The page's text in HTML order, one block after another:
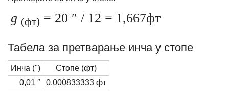
д (фт) = 20 ″ / 12 = 1,667фт
Табела за претварање инча у стопе
Инча (")
Стопе (фт)
0,01 ″
0.000833333 фт